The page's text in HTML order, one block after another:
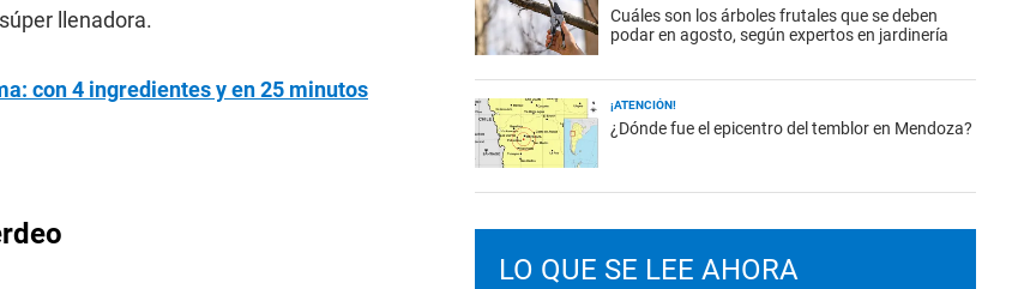
llenadora.
con 4 ingredientes y en 25 minutos
Cuáles son los árboles frutales que se deben
podar en agosto, según expertos en jardinería
¡ATENCIÓN!
¿Dónde fue el epicentro del temblor en Mendoza?
LO QUE SE LEE AHORA